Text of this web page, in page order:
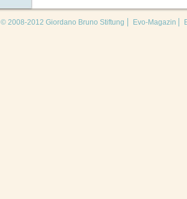
© 2008-2012 Giordano Bruno Stiftung Evo-Magazin